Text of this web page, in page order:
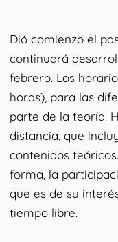
Dió comienzo el
continuará
febrero. Los
horas), para las
parte de la teoría.
distancia, que
contenidos
forma, la
que es de su
tiempo libre.